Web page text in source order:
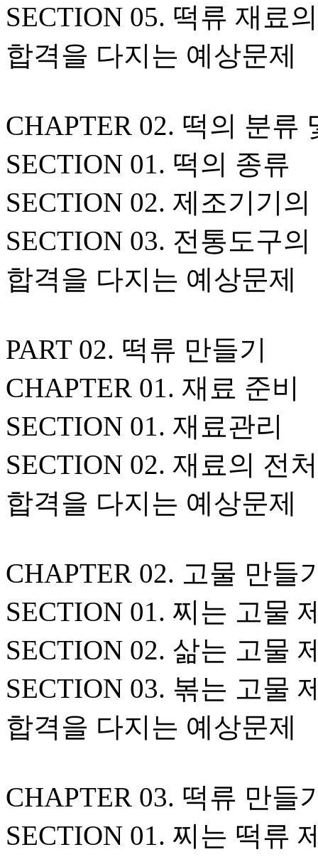
SECTION 05. 떡류 재료
합격을 다지는 예상문제
CHAPTER 02. 떡의 분류
SECTION 01. 떡의 종류
SECTION 02. 제조기기
SECTION 03. 전통도구
합격을 다지는 예상문제
PART 02. 떡류 만들기
CHAPTER 01. 재료 준비
SECTION 01. 재료관리
SECTION 02. 재료의 전
합격을 다지는 예상문제
CHAPTER 02. 고물 만들
SECTION 01. 찌는 고물
SECTION 02. 삶는 고물
SECTION 03. 볶는 고물
합격을 다지는 예상문제
CHAPTER 03. 떡류 만들
SECTION 01. 찌는 떡류